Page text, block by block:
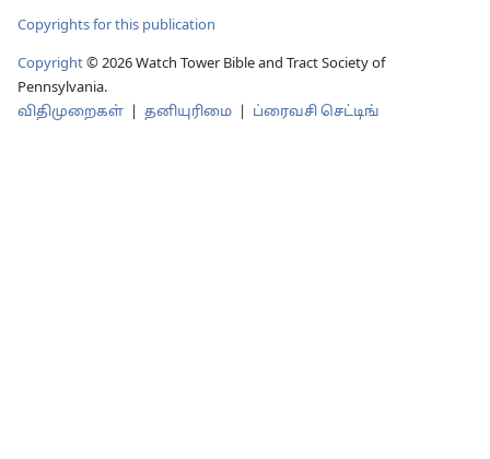
Copyrights for this publication
Copyright©2026Watch Tower Bible and Tract Society of
Pennsylvania.
விதிமுறைகள் தனியுரிமை ப்ரைவசி செட்டிங்